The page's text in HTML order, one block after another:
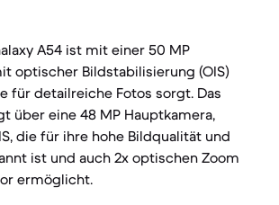
A54 ist mit einer 50 MP
optischer Bildstabilisierung (OIS)
für detailreiche Fotos sorgt. Das
über eine 48 MP Hauptkamera,
die für ihre hohe Bildqualität und
ist und auch 2x optischen Zoom
ermöglicht.